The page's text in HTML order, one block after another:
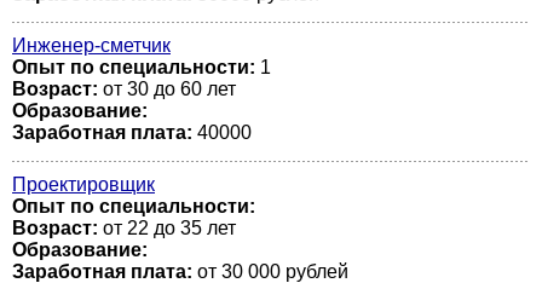
Инженер-сметчик
Опыт по специальности: 1
Возраст: от 30 до 60 лет
Образование:
Заработная плата: 40000
Проектировщик
Опыт по специальности:
Возраст: от 22 до 35 лет
Образование:
Заработная плата: от 30 000 рублей